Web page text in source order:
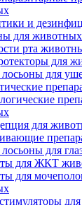
и
для животных
рта
для
для
для
для
для ЖКТ
для